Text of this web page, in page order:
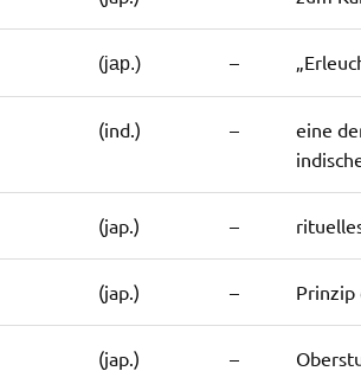
(jap.) –
(ind.) –
eine
(jap.) –
(jap.) – Prinzip
(jap.) –